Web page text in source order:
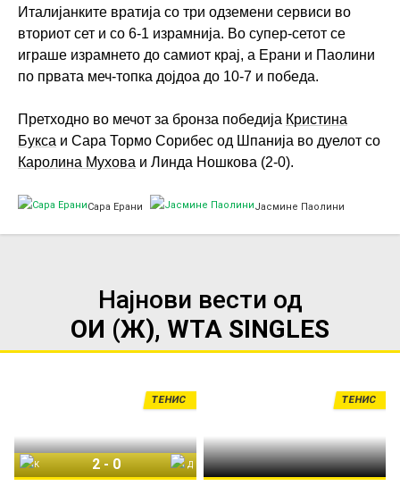
Италијанките вратија со три одземени сервиси во
вториот сет и со 6-1 израмнија. Во супер-сетот се
играше израмнето до самиот крај, а Ерани и Паолини
по првата меч-топка дојдоа до 10-7 и победа.
Претходно во мечот за бронза победија Кристина
Букса и Сара Тормо Сорибес од Шпанија во дуелот со
Каролина Мухова и Линда Ношкова (2-0).
Сара Ерани Јасмине Паолини
Најнови вести од
ОИ (Ж), WTA SINGLES
ТЕНИС
2- 0
ТЕНИС